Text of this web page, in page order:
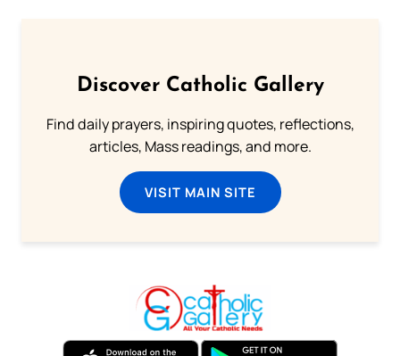
Discover Catholic Gallery
Find daily prayers, inspiring quotes, reflections,
articles, Mass readings, and more.
VISIT MAIN SITE